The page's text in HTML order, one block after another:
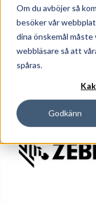
Om du avböjer så
besöker vår
dina önskemål måste
webbläsare så att
spåras.
Godkänn
010-162 61 90
Zebra Z-Perform